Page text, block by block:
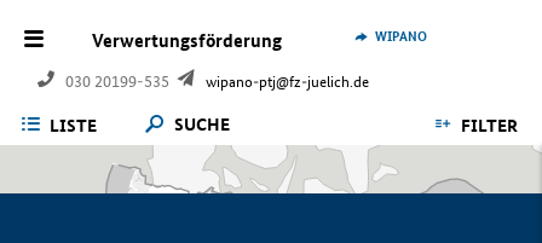
Verwertungsförderung
030 20199-535 wipano-ptj@fz-juelich.de
WIPANO
LISTE SUCHE FILTER